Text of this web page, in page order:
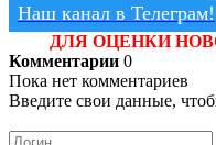
Наш канал в Телеграм!
ДЛЯ ОЦЕНКИ
Комментарии 0
Пока нет комментариев
Введите свои данные,